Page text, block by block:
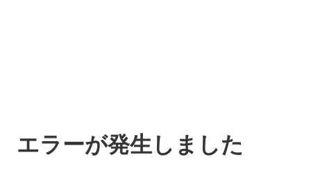
エラーが発生しました